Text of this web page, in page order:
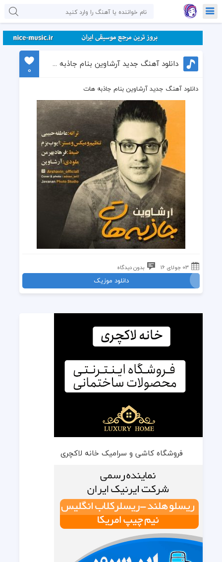
دانلود آهنگ جدید آرشاوین بنام جاذبه هات
0
دانلود آهنگ جدید آرشاوین بنام جاذبه هات
03 جولای 16 بدون دیدگاه
دانلود موزیک
فروشگاه کاشی و سرامیک خانه لاکچری